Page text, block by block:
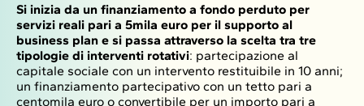
Si inizia da un finanziamento a fondo perduto per
servizi reali pari a 5mila euro per il supporto al
business plan e si passa attraverso la scelta tra tre
tipologie di interventi rotativi: partecipazione al
capitale sociale con un intervento restituibile in 10 anni;
un finanziamento partecipativo con un tetto pari a
centomila euro o convertibile per un importo pari a